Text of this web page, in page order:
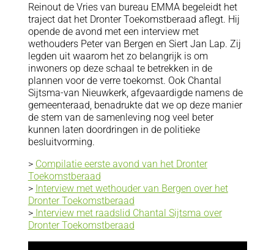
Reinout de Vries van bureau EMMA begeleidt het
traject dat het Dronter Toekomstberaad aflegt. Hij
opende de avond met een interview met
wethouders Peter van Bergen en Siert Jan Lap. Zij
legden uit waarom het zo belangrijk is om
inwoners op deze schaal te betrekken in de
plannen voor de verre toekomst. Ook Chantal
Sijtsma-van Nieuwkerk, afgevaardigde namens de
gemeenteraad, benadrukte dat we op deze manier
de stem van de samenleving nog veel beter
kunnen laten doordringen in de politieke
besluitvorming.
> Compilatie eerste avond van het Dronter
Toekomstberaad
> Interview met wethouder van Bergen over het
Dronter Toekomstberaad
>Interview met raadslid Chantal Sijtsma over
Dronter Toekomstberaad